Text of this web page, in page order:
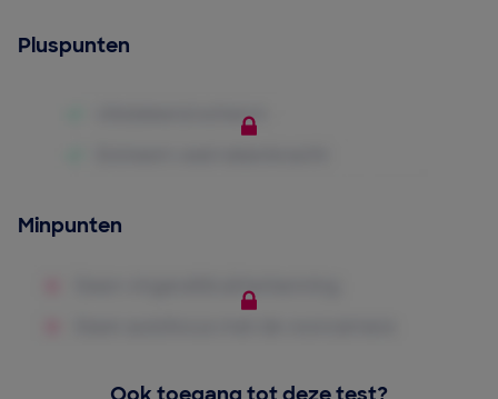
Pluspunten
Minpunten